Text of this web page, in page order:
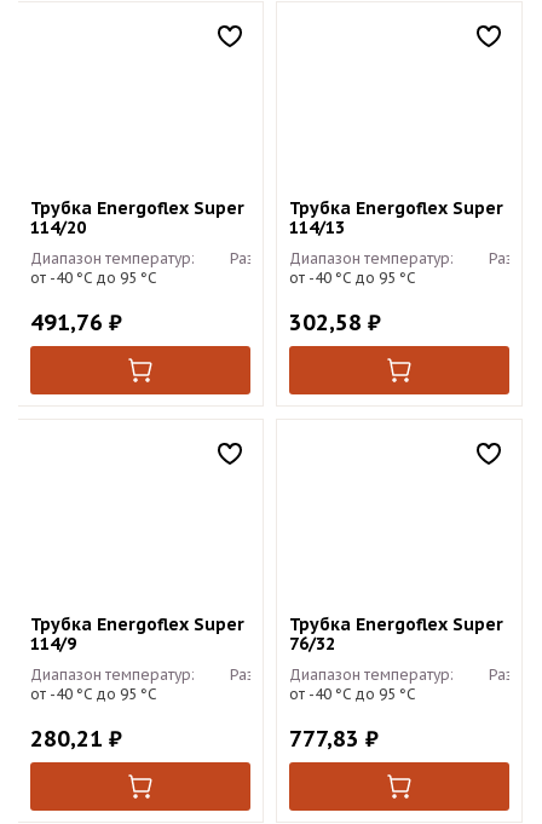
Трубка Energoflex Super
114/20
Диапазон температур:
от -40 °С до 95 °С
Размер: 2м
491,76 ₽
Трубка Energoflex Super
114/13
Диапазон температур:
от -40 °С до 95 °С
302,58 ₽
Трубка Energoflex Super
114/9
Диапазон температур:
от -40 °С до 95 °С
Размер:2м
280,21 ₽
Трубка Energoflex Super
76/32
Диапазон температур:
от -40 °С до 95 °С
777,83 ₽